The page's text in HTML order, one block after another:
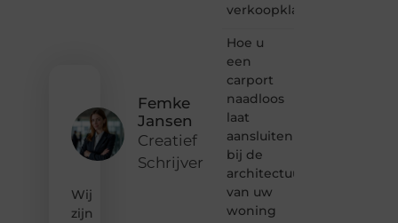
Femke
Jansen
Creatief
Schrijver
Wij
zijn
verkoopklaar
Hoe u
een
carport
naadloos
laat
aansluiten
bij de
architectuur
van uw
woning